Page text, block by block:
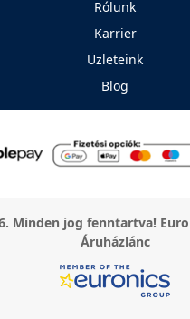
Rólunk
Karrier
Üzleteink
Blog
Minden jog fenntartva!
Áruházlánc